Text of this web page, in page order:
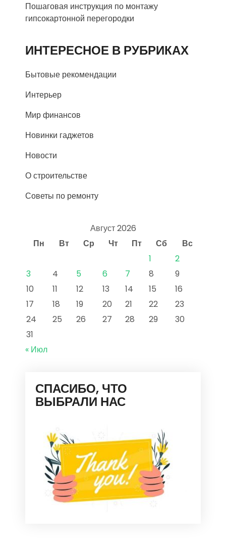
Пошаговая инструкция по монтажу
гипсокартонной перегородки
ИНТЕРЕСНОЕ В РУБРИКАХ
Бытовые рекомендации
Интерьер
Мир финансов
Новинки гаджетов
Новости
О строительстве
Советы по ремонту
Август 2026
Пн
Вт Ср Чт Пт Сб
Вс
1
2
3
4 5 6 7 8
9
10
11 12 13 14 15
16
17
18 19 20 21 22
23
24
25 26 27 28 29
30
31
« Июл
СПАСИБО, ЧТО
ВЫБРАЛИ НАС